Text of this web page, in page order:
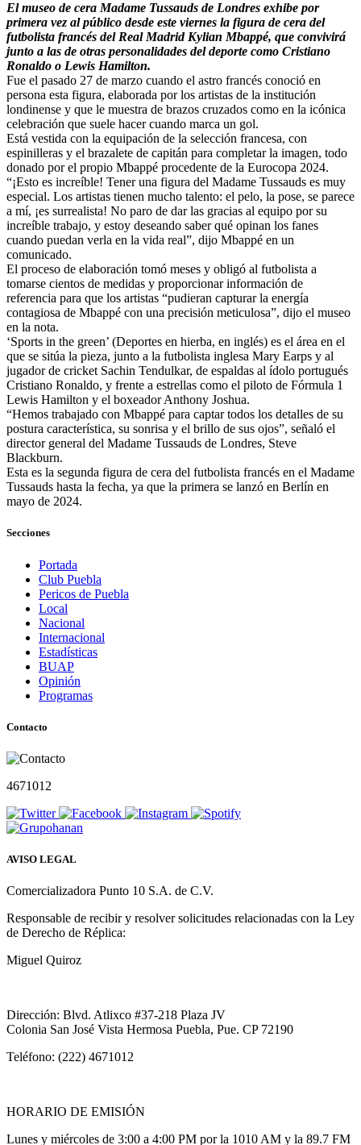
El museo de cera Madame Tussauds de Londres exhibe por
primera vez al público desde este viernes la figura de cera del
futbolista francés del Real Madrid Kylian Mbappé, que convivirá
junto a las de otras personalidades del deporte como Cristiano
Ronaldo o Lewis Hamilton.
Fue el pasado 27 de marzo cuando el astro francés conoció en
persona esta figura, elaborada por los artistas de la institución
londinense y que le muestra de brazos cruzados como en la icónica
celebración que suele hacer cuando marca un gol.
Está vestida con la equipación de la selección francesa, con
espinilleras y el brazalete de capitán para completar la imagen, todo
donado por el propio Mbappé procedente de la Eurocopa 2024.
“¡Esto es increíble! Tener una figura del Madame Tussauds es muy
especial. Los artistas tienen mucho talento: el pelo, la pose, se parece
a mí, ¡es surrealista! No paro de dar las gracias al equipo por su
increíble trabajo, y estoy deseando saber qué opinan los fanes
cuando puedan verla en la vida real”, dijo Mbappé en un
comunicado.
El proceso de elaboración tomó meses y obligó al futbolista a
tomarse cientos de medidas y proporcionar información de
referencia para que los artistas “pudieran capturar la energía
contagiosa de Mbappé con una precisión meticulosa”, dijo el museo
en la nota.
‘Sports in the green’ (Deportes en hierba, en inglés) es el área en el
que se sitúa la pieza, junto a la futbolista inglesa Mary Earps y al
jugador de cricket Sachin Tendulkar, de espaldas al ídolo portugués
Cristiano Ronaldo, y frente a estrellas como el piloto de Fórmula 1
Lewis Hamilton y el boxeador Anthony Joshua.
“Hemos trabajado con Mbappé para captar todos los detalles de su
postura característica, su sonrisa y el brillo de sus ojos”, señaló el
director general del Madame Tussauds de Londres, Steve
Blackburn.
Esta es la segunda figura de cera del futbolista francés en el Madame
Tussauds hasta la fecha, ya que la primera se lanzó en Berlín en
mayo de 2024.
Secciones
Portada
Club Puebla
Pericos de Puebla
Local
Nacional
Internacional
Estadísticas
BUAP
Opinión
Programas
Contacto
4671012
AVISO LEGAL
Comercializadora Punto 10 S.A. de C.V.
Responsable de recibir y resolver solicitudes relacionadas con la Ley
de Derecho de Réplica:
Miguel Quiroz
Dirección: Blvd. Atlixco #37-218 Plaza JV
Colonia San José Vista Hermosa Puebla, Pue. CP 72190
Teléfono: (222) 4671012
HORARIO DE EMISIÓN
Lunes y miércoles de 3:00 a 4:00 PM por la 1010 AM y la 89.7 FM